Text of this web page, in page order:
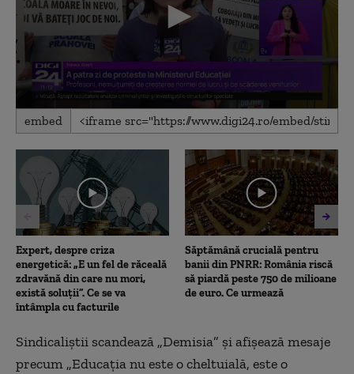
0
seconds
3
minutes,
14
seconds
embed
Expert, despre criza
energetică: „E un fel de răceală
zdravănă din care nu mori,
există soluții”. Ce se va
întâmpla cu facturile
Săptămână crucială pentru
banii din PNRR: România riscă
să piardă peste 750 de milioane
de euro. Ce urmează
Sindicaliştii scandează „Demisia” şi afişează mesaje
precum „Educaţia nu este o cheltuială, este o